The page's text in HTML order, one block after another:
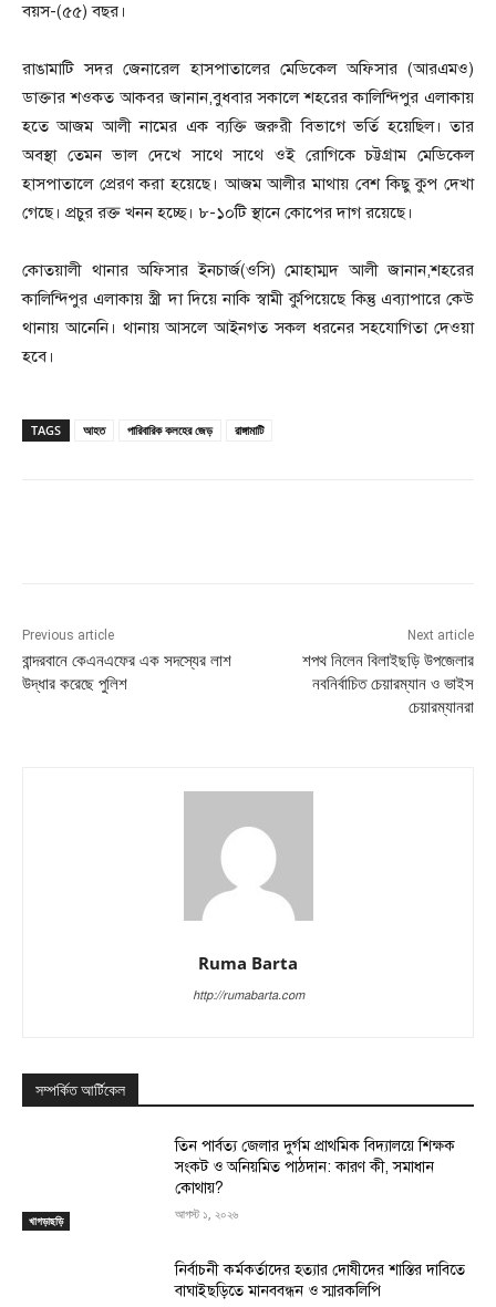
বয়স-(৫৫) বছর।
রাঙামাটি সদর জেনারেল হাসপাতালের মেডিকেল অফিসার (আরএমও)
ডাক্তার শওকত আকবর জানান,বুধবার সকালে শহরের কালিন্দিপুর এলাকায়
হতে আজম আলী নামের এক ব্যক্তি জরুরী বিভাগে ভর্তি হয়েছিল। তার
অবস্থা তেমন ভাল দেখে সাথে সাথে ওই রোগিকে চট্টগ্রাম মেডিকেল
হাসপাতালে প্রেরণ করা হয়েছে। আজম আলীর মাথায় বেশ কিছু কুপ দেখা
গেছে। প্রচুর রক্ত খনন হচ্ছে। ৮-১০টি স্থানে কোপের দাগ রয়েছে।
কোতয়ালী থানার অফিসার ইনচার্জ(ওসি) মোহাম্মদ আলী জানান,শহরের
কালিন্দিপুর এলাকায় স্ত্রী দা দিয়ে নাকি স্বামী কুপিয়েছে কিন্তু এব্যাপারে কেউ
থানায় আনেনি। থানায় আসলে আইনগত সকল ধরনের সহযোগিতা দেওয়া
হবে।
TAGS আহত পারিবারিক কলহের জেড় রাঙ্গামাটি
Previous article
বান্দরবানে কেএনএফের এক সদস্যের লাশ
উদ্ধার করেছে পুলিশ
Next article
শপথ নিলেন বিলাইছড়ি উপজেলার
নবনির্বাচিত চেয়ারম্যান ও ভাইস
চেয়ারম্যানরা
Ruma Barta
http://rumabarta.com
সম্পর্কিত আর্টিকেল
খাগড়াছড়ি
তিন পার্বত্য জেলার দুর্গম প্রাথমিক বিদ্যালয়ে শিক্ষক
সংকট ও অনিয়মিত পাঠদান: কারণ কী, সমাধান
কোথায়?
আগস্ট ১, ২০২৬
নির্বাচনী কর্মকর্তাদের হত্যার দোষীদের শাস্তির দাবিতে
বাঘাইছড়িতে মানববন্ধন ও স্মারকলিপি